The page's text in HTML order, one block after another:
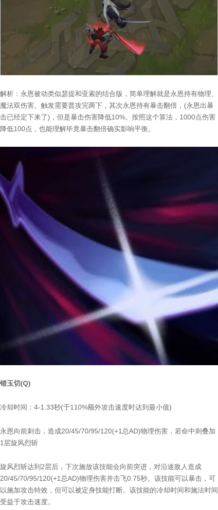
解析：永恩被动类似瑟提和亚索的结合版，简单理解就是永恩持有物理、
魔法双伤害。触发需要普攻完两下，其次永恩持有暴击翻倍，(永恩出暴
击已经定下来了)，但是暴击伤害降低10%。按照这个算法，1000点伤害
降低100点，也能理解毕竟暴击翻倍确实影响平衡。
错玉切(Q)
冷却时间：4-1.33秒(于110%额外攻击速度时达到最小值)
永恩向前刺击，造成20/45/70/95/120(+1总AD)物理伤害，若命中则叠加
1层旋风烈斩
旋风烈斩达到2层后，下次施放该技能会向前突进，对沿途敌人造成
20/45/70/95/120(+1总AD)物理伤害并击飞0.75秒。该技能可以暴击，可
以施加攻击特效，但可以被定身技能打断。该技能的冷却时间和施法时间
受益于攻击速度。